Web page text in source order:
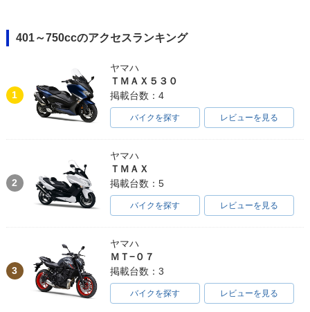
401～750ccのアクセスランキング
1
ヤマハ
ＴＭＡＸ５３０
掲載台数：4
バイクを探す レビューを見る
2
ヤマハ
ＴＭＡＸ
掲載台数：5
バイクを探す レビューを見る
3
ヤマハ
ＭＴ−０７
掲載台数：3
バイクを探す レビューを見る